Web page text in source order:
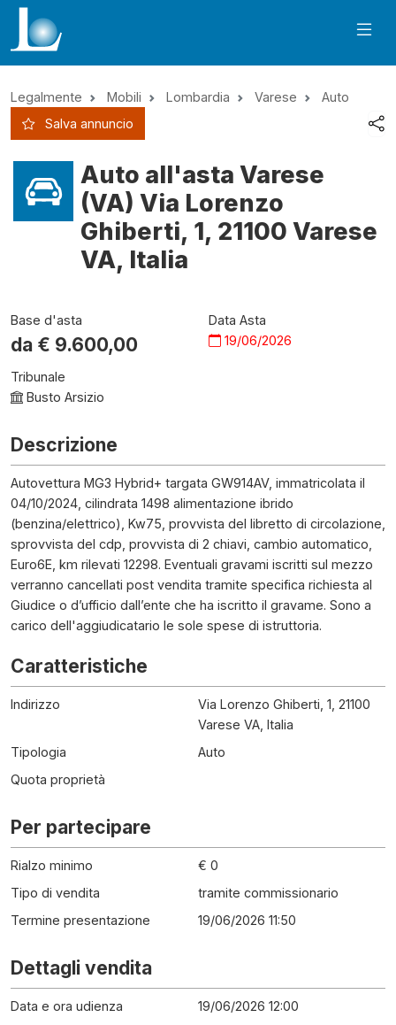
Legalmente Mobili Lombardia Varese
Auto
Salva annuncio
Auto all'asta Varese
(VA) Via Lorenzo
Ghiberti, 1, 21100 Varese
VA, Italia
Base d'asta
da € 9.600,00
Data Asta
19/06/2026
Tribunale
Busto Arsizio
Descrizione
Autovettura MG3 Hybrid+ targata GW914AV, immatricolata il
04/10/2024, cilindrata 1498 alimentazione ibrido
(benzina/elettrico), Kw75, provvista del libretto di circolazione,
sprovvista del cdp, provvista di 2 chiavi, cambio automatico,
Euro6E, km rilevati 12298. Eventuali gravami iscritti sul mezzo
verranno cancellati post vendita tramite specifica richiesta al
Giudice o d’ufficio dall’ente che ha iscritto il gravame. Sono a
carico dell'aggiudicatario le sole spese di istruttoria.
Caratteristiche
Indirizzo
Via Lorenzo Ghiberti, 1, 21100
Varese VA, Italia
Tipologia
Auto
Quota proprietà
Per partecipare
Rialzo minimo
€ 0
Tipo di vendita
tramite commissionario
Termine presentazione
19/06/2026 11:50
Dettagli vendita
Data e ora udienza
19/06/2026 12:00